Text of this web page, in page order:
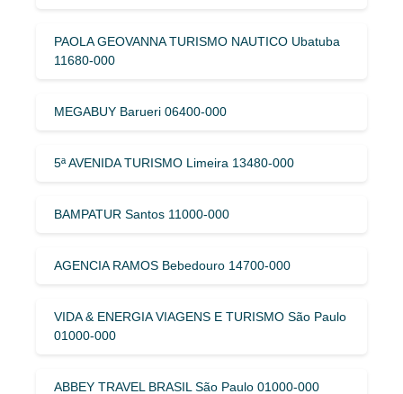
PAOLA GEOVANNA TURISMO NAUTICO Ubatuba
11680-000
MEGABUY Barueri 06400-000
5ª AVENIDA TURISMO Limeira 13480-000
BAMPATUR Santos 11000-000
AGENCIA RAMOS Bebedouro 14700-000
VIDA & ENERGIA VIAGENS E TURISMO São Paulo
01000-000
ABBEY TRAVEL BRASIL São Paulo 01000-000